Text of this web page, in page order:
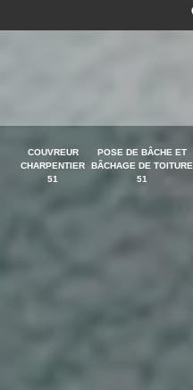
COUVREUR
CHARPENTIER
51
POSE DE BÂCHE ET
BÂCHAGE DE TOITURE
51